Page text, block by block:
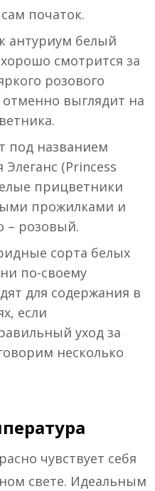
початок.
антуриум белый
смотрится за
розового
выглядит на
под названием
(Princess
прицветники
прожилками и
– розовый.
сорта белых
по-своему
для содержания в
если
уход за
несколько
чувствует себя
свете. Идеальным